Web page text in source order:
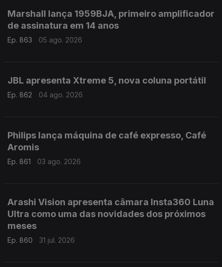
Marshall lança 1959BJA, primeiro amplificador
de assinatura em 14 anos
Ep. 863 05 ago. 2026
JBL apresenta Xtreme 5, nova coluna portátil
Ep. 862 04 ago. 2026
Philips lança máquina de café expresso, Café
Aromis
Ep. 861 03 ago. 2026
Arashi Vision apresenta câmara Insta360 Luna
Ultra como uma das novidades dos próximos
meses
Ep. 860 31 jul. 2026